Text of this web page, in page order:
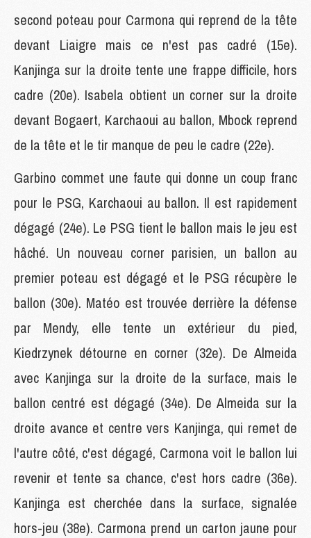
second poteau pour Carmona qui reprend de la tête
devant Liaigre mais ce n'est pas cadré (15e).
Kanjinga sur la droite tente une frappe difficile, hors
cadre (20e). Isabela obtient un corner sur la droite
devant Bogaert, Karchaoui au ballon, Mbock reprend
de la tête et le tir manque de peu le cadre (22e).
Garbino commet une faute qui donne un coup franc
pour le PSG, Karchaoui au ballon. Il est rapidement
dégagé (24e). Le PSG tient le ballon mais le jeu est
hâché. Un nouveau corner parisien, un ballon au
premier poteau est dégagé et le PSG récupère le
ballon (30e). Matéo est trouvée derrière la défense
par Mendy, elle tente un extérieur du pied,
Kiedrzynek détourne en corner (32e). De Almeida
avec Kanjinga sur la droite de la surface, mais le
ballon centré est dégagé (34e). De Almeida sur la
droite avance et centre vers Kanjinga, qui remet de
l'autre côté, c'est dégagé, Carmona voit le ballon lui
revenir et tente sa chance, c'est hors cadre (36e).
Kanjinga est cherchée dans la surface, signalée
hors-jeu (38e). Carmona prend un carton jaune pour